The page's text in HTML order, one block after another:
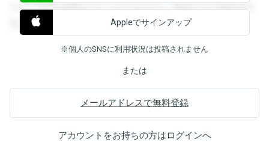
すると回答を閲覧することができます。登録すると回答を閲
覧することができます。
Appleでサインアップ
※個人のSNSに利用状況は投稿されません
または
メールアドレスで無料登録
アカウントをお持ちの方はログインへ